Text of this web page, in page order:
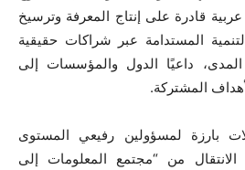
قادرة على إنتاج المعرفة وترسيخ
المستدامة عبر شراكات حقيقية
المدى، داعيًا الدول والمؤسسات إلى
المشتركة.
بارزة لمسؤولين رفيعي المستوى
من “مجتمع المعلومات إلى